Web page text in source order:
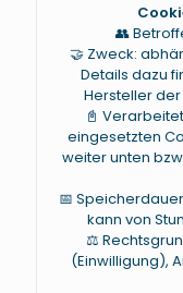
👥
🤝 Zweck:
Details dazu
Hersteller
📓
eingesetzten
weiter unten
📅
kann von
⚖️
(Einwilligung),